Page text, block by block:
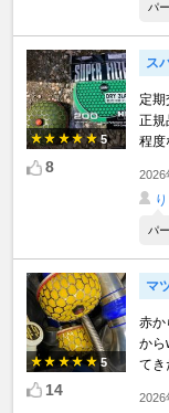
パ
5
8
ス
定期
正規
程度
2026
パ
5
14
マ
赤か
から
てき
2026